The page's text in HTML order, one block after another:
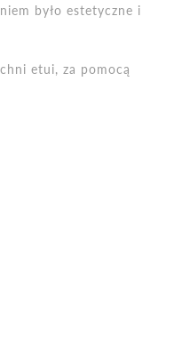
było estetyczne i
etui, za pomocą